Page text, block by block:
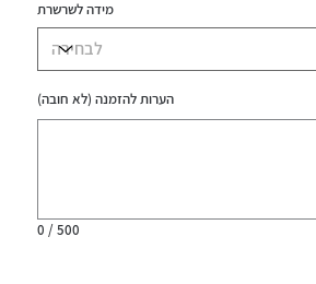
מידה לשרשרת
הערות להזמנה (לא חובה)
0 / 500